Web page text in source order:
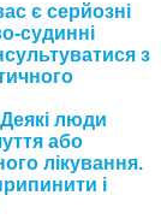
є серйозні
судинні
з
люди
або
лікування.
і